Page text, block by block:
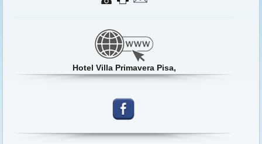
Hotel Villa Primavera Pisa,